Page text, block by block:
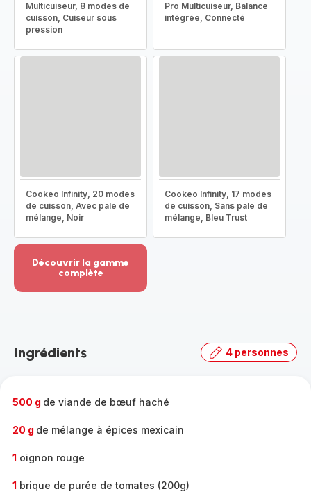
Multicuiseur, 8 modes de
cuisson, Cuiseur sous
pression
Pro Multicuiseur, Balance
intégrée, Connecté
Cookeo Infinity, 20 modes
de cuisson, Avec pale de
mélange, Noir
Cookeo Infinity, 17 modes
de cuisson, Sans pale de
mélange, Bleu Trust
Découvrir la gamme
complète
-
gamme
Ingrédients 4 personnes
500 g de viande de bœuf haché
20 g de mélange à épices mexicain
1 oignon rouge
1 brique de purée de tomates (200g)